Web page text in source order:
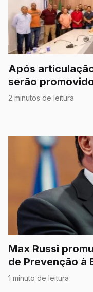
Após
serão
2 minutos de leitura
Max Russi
de Prevenção à
1 minuto de leitura